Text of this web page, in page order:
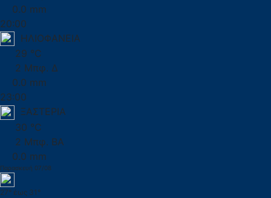
0.0 mm
20:00
ΗΛΙΟΦΑΝΕΙΑ
29 °C
2 Μπφ. Δ
0.0 mm
23:00
ΞΑΣΤΕΡΙΑ
30 °C
2 Μπφ. ΒΑ
0.0 mm
Παρασκευή 07/08
27° έως 31°